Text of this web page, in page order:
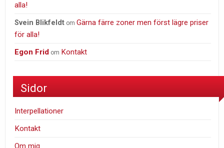
alla!
Svein Blikfeldt omGärna färre zoner men först lägre priser
för alla!
Egon Frid om Kontakt
Sidor
Interpellationer
Kontakt
Om mig